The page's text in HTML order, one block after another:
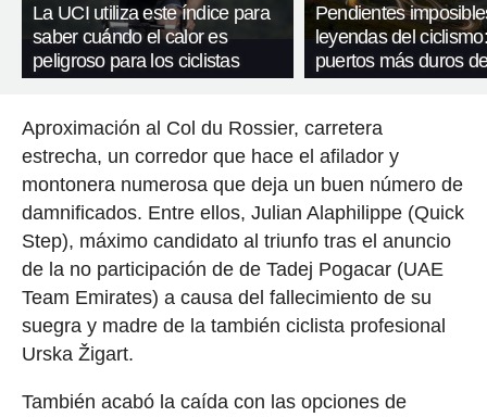
La UCI utiliza este índice para
saber cuándo el calor es
peligroso para los ciclistas
Pendientes
leyendas del
puertos más duros
Aproximación al Col du Rossier, carretera
estrecha, un corredor que hace el afilador y
montonera numerosa que deja un buen número de
damnificados. Entre ellos, Julian Alaphilippe (Quick
Step), máximo candidato al triunfo tras el anuncio
de la no participación de de Tadej Pogacar (UAE
Team Emirates) a causa del fallecimiento de su
suegra y madre de la también ciclista profesional
Urska Žigart.
También acabó la caída con las opciones de